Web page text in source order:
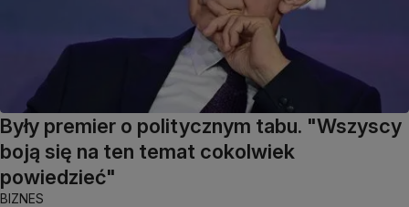
Były premier o politycznym tabu. "Wszyscy
boją się na ten temat cokolwiek
powiedzieć"
BIZNES